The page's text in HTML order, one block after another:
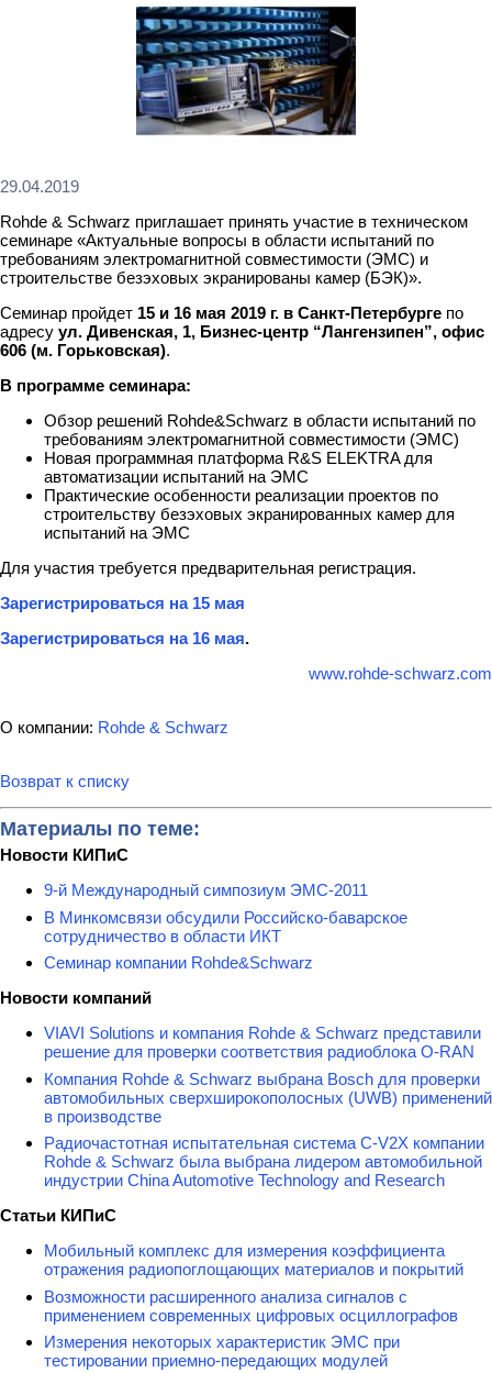
29.04.2019
Rohde & Schwarz приглашает принять участие в техническом
семинаре «Актуальные вопросы в области испытаний по
требованиям электромагнитной совместимости (ЭМС) и
строительстве безэховых экранированы камер (БЭК)».
Семинар пройдет 15 и 16 мая 2019 г. в Санкт-Петербурге по
адресу ул. Дивенская, 1, Бизнес-центр “Лангензипен”, офис
606 (м. Горьковская).
В программе семинара:
Обзор решений Rohde&Schwarz в области испытаний по
требованиям электромагнитной совместимости (ЭМС)
Новая программная платформа R&S ELEKTRA для
автоматизации испытаний на ЭМС
Практические особенности реализации проектов по
строительству безэховых экранированных камер для
испытаний на ЭМС
Для участия требуется предварительная регистрация.
Зарегистрироваться на 15 мая
Зарегистрироваться на 16 мая.
www.rohde-schwarz.com
О компании: Rohde & Schwarz
Возврат к списку
Материалы по теме:
Новости КИПиС
9-й Международный симпозиум ЭМС-2011
В Минкомсвязи обсудили Российско-баварское
сотрудничество в области ИКТ
Семинар компании Rohde&Schwarz
Новости компаний
VIAVI Solutions и компания Rohde & Schwarz представили
решение для проверки соответствия радиоблока O-RAN
Компания Rohde & Schwarz выбрана Bosch для проверки
автомобильных сверхширокополосных (UWB) применений
в производстве
Радиочастотная испытательная система C-V2X компании
Rohde & Schwarz была выбрана лидером автомобильной
индустрии China Automotive Technology and Research
Статьи КИПиС
Мобильный комплекс для измерения коэффициента
отражения радиопоглощающих материалов и покрытий
Возможности расширенного анализа сигналов с
применением современных цифровых осциллографов
Измерения некоторых характеристик ЭМС при
тестировании приемно-передающих модулей